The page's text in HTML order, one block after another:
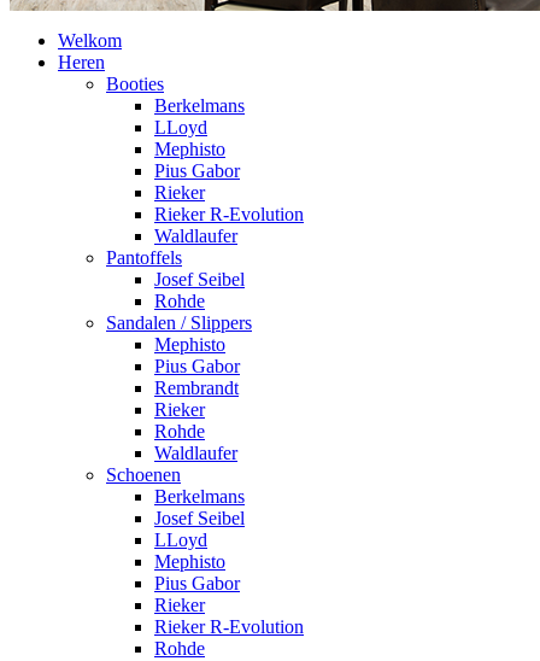
Welkom
Heren
Booties
Berkelmans
LLoyd
Mephisto
Pius Gabor
Rieker
Rieker R-Evolution
Waldlaufer
Pantoffels
Josef Seibel
Rohde
Sandalen / Slippers
Mephisto
Pius Gabor
Rembrandt
Rieker
Rohde
Waldlaufer
Schoenen
Berkelmans
Josef Seibel
LLoyd
Mephisto
Pius Gabor
Rieker
Rieker R-Evolution
Rohde